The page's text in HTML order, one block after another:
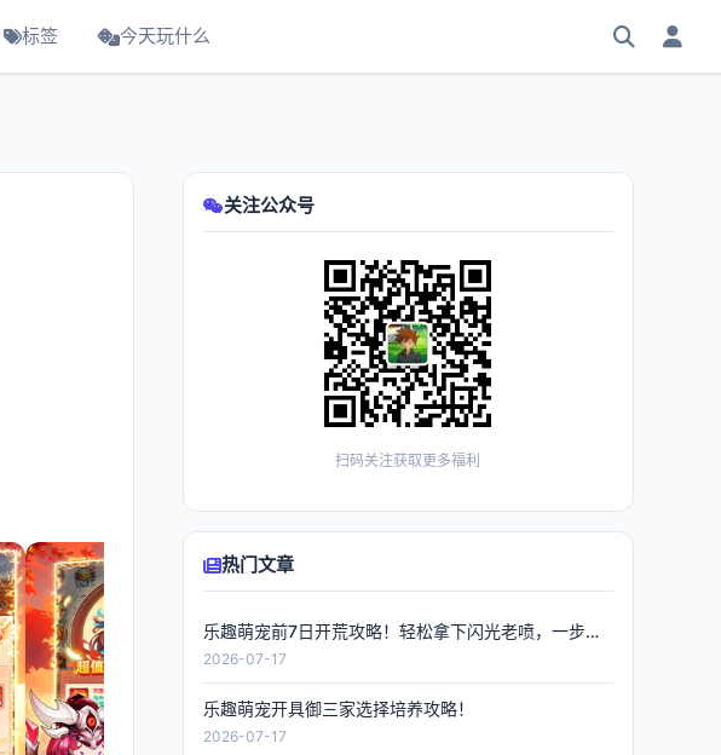
标签 今天玩什么
关注公众号
扫码关注获取更多福利
热门文章
乐趣萌宠前7日开荒攻略！轻松拿下闪光老喷，一步到位
2026-07-17
乐趣萌宠开具御三家选择培养攻略！
2026-07-17